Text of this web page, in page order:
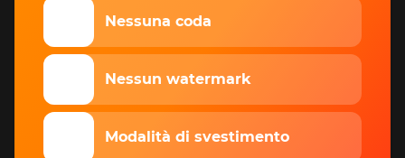
Nessuna coda
Nessun watermark
Modalità di svestimento